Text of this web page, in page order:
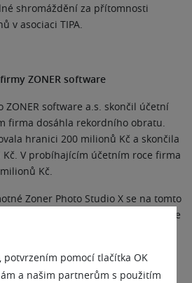
potvrzením pomocí tlačítka OK
a našim partnerům s použitím
shromáždění za přítomnosti
v asociaci TIPA.
ZONER software
ZONER software a.s. skončil účetní
firma dosáhla rekordního obratu.
hranici 200 milionů Kč a skončila
V probíhajícím účetním roce firma
Kč.
Zoner Photo Studio X se na tomto
2020 podílelo 31 miliony Kč, což je
na předplatný licenční model
33 tisíc, z nichž 9 tisíc